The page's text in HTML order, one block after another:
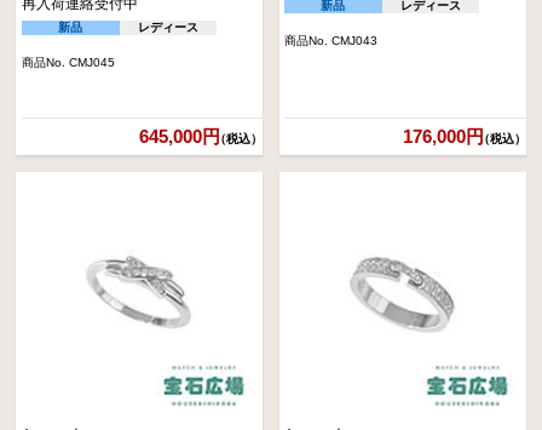
再入荷連絡受付中
新品 レディース
商品No. CMJ045
645,000円（税込）
新品 レディース
商品No. CMJ043
176,000円（税込）